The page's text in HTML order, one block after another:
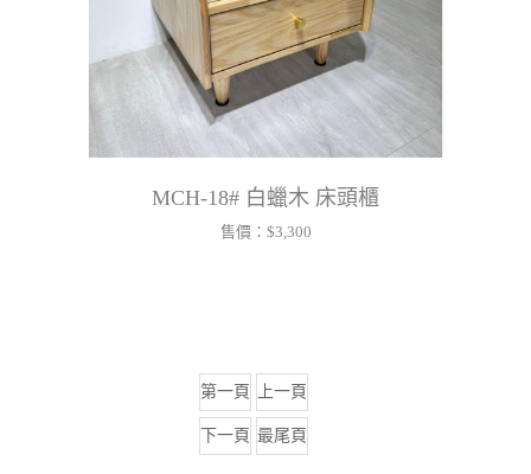
MCH-18# 白蠟木 床頭櫃
售價： $3,300
第一頁 上一頁
下一頁 最尾頁